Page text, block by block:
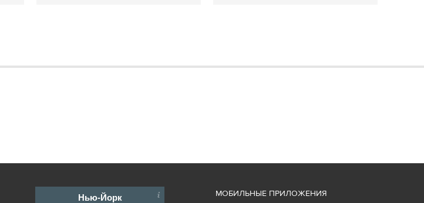
Нью-Йорк МОБИЛЬНЫЕ ПРИЛОЖЕНИЯ